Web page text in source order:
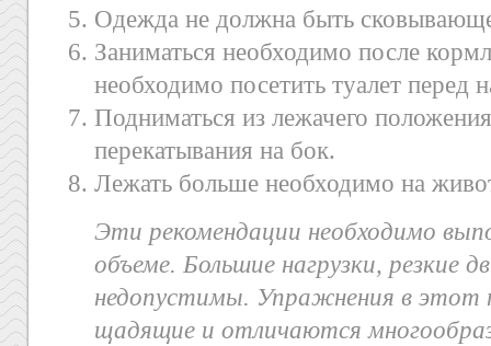
Одежда не должна быть
Заниматься необходимо после
необходимо посетить туалет перед
Подниматься из лежачего
перекатывания на бок.
Лежать больше необходимо на
Эти рекомендации необходимо
объеме. Большие нагрузки, резкие
недопустимы. Упражнения в этот
щадящие и отличаются